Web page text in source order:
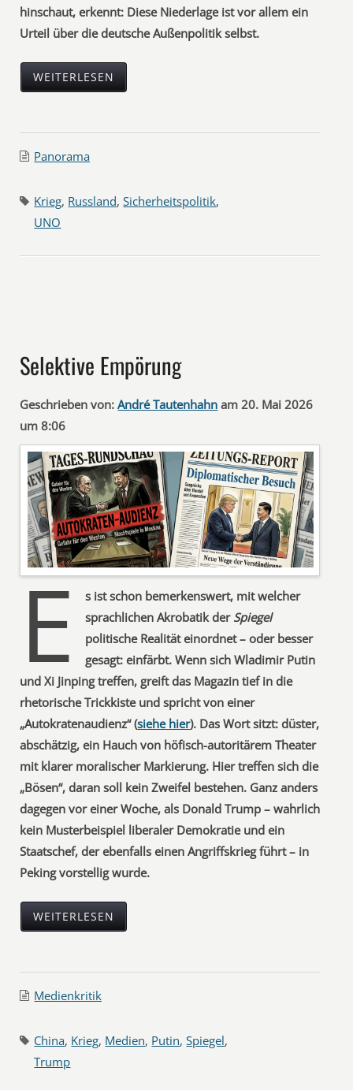
hinschaut, erkennt: Diese Niederlage ist vor allem ein
Urteil über die deutsche Außenpolitik selbst.
WEITERLESEN
Panorama
Krieg, Russland,Sicherheitspolitik,
UNO
Selektive Empörung
Geschrieben von: André Tautenhahn am 20. Mai 2026
um 8:06
E
s ist schon bemerkenswert, mit welcher
sprachlichen Akrobatik der Spiegel
politische Realität einordnet – oder besser
gesagt: einfärbt. Wenn sich Wladimir Putin
und Xi Jinping treffen, greift das Magazin tief in die
rhetorische Trickkiste und spricht von einer
„Autokratenaudienz“ (siehe hier). Das Wort sitzt: düster,
abschätzig, ein Hauch von höfisch-autoritärem Theater
mit klarer moralischer Markierung. Hier treffen sich die
„Bösen“, daran soll kein Zweifel bestehen. Ganz anders
dagegen vor einer Woche, als Donald Trump – wahrlich
kein Musterbeispiel liberaler Demokratie und ein
Staatschef, der ebenfalls einen Angriffskrieg führt – in
Peking vorstellig wurde.
WEITERLESEN
Medienkritik
China, Krieg, Medien, Putin,Spiegel,
Trump